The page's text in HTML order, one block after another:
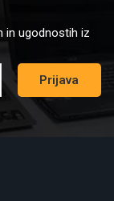
in ugodnostih iz
Prijava